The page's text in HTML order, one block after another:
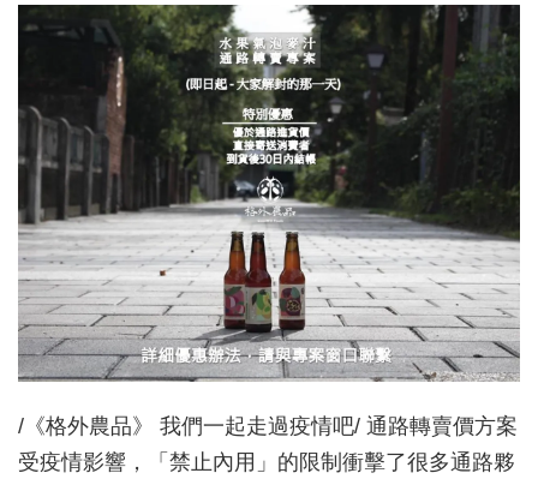
/《格外農品》 我們一起走過疫情吧/ 通路轉賣價方案
受疫情影響，「禁止內用」的限制衝擊了很多通路夥